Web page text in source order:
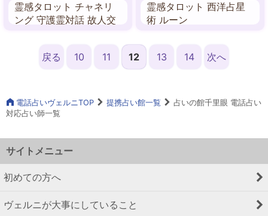
霊感タロット チャネリ
ング 守護霊対話 故人交
霊感タロット 西洋占星
術 ルーン
戻る 10 11 12 13 14 次へ
電話占いヴェルニTOP 提携占い館一覧
占いの館千里眼 電話占い
対応占い師一覧
サイトメニュー
初めての方へ
ヴェルニが大事にしていること